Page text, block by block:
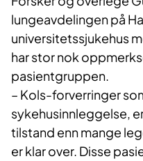
lungeavdelingen på
universitetssjukehus
har stor nok
pasientgruppen.
– Kols-forverringer
sykehusinnleggelse,
tilstand enn mange
er klar over. Disse